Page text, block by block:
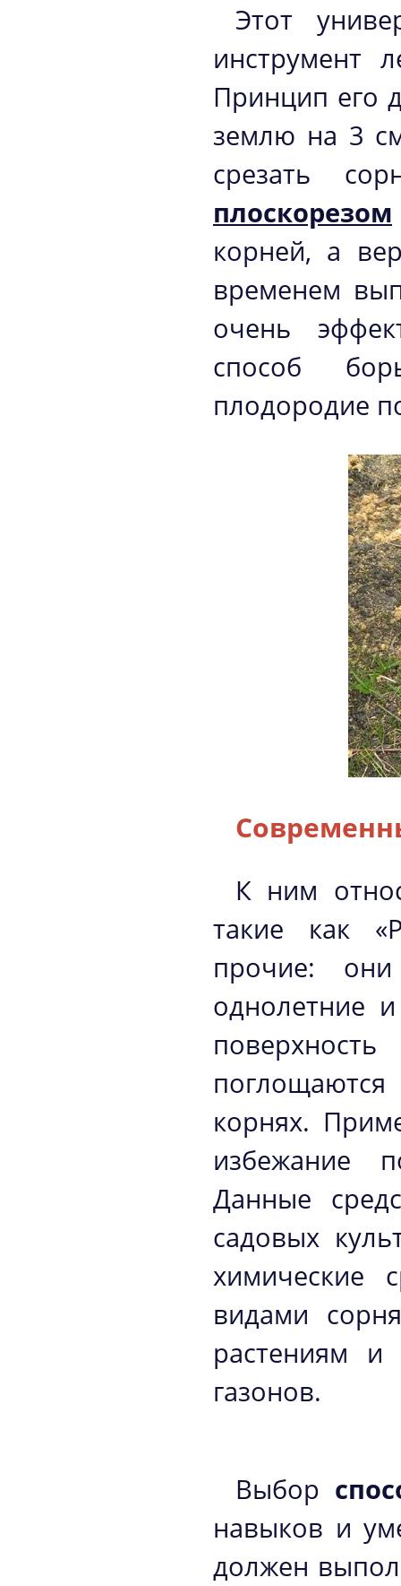
Этот
инструмент
Принцип его
землю на 3
срезать
плоскорезом
корней, а
временем
очень
способ
плодородие
К ним
такие как
прочие:
однолетние
корнях.
избежание
Данные
садовых
химические
видами
растениям
газонов.
Выбор
навыков и
должен